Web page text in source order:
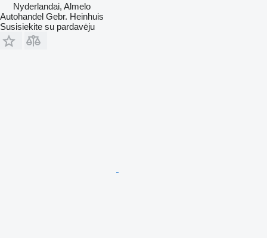
Nyderlandai, Almelo
Autohandel Gebr. Heinhuis
Susisiekite su pardavėju